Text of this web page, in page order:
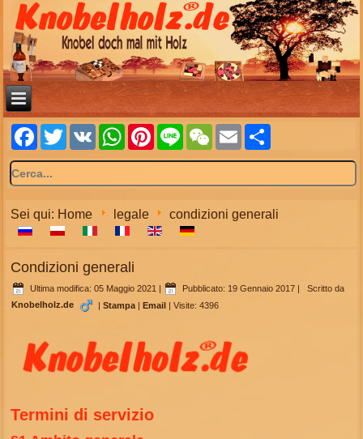
Facebook
TwitterVK WhatsApp
Pinterest
Line WeChatEmail
Sei qui: Home legale condizioni generali
Condizioni generali
Ultima modifica: 05 Maggio 2021 | Pubblicato: 19 Gennaio 2017 |
Scritto da
Knobelholz.de
| Stampa | Email | Visite: 4396
Termini di servizio